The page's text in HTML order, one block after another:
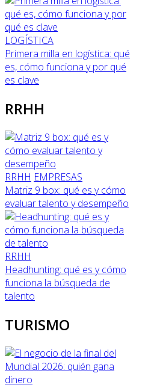
LOGÍSTICA
Primera milla en logística: qué
es, cómo funciona y por qué
es clave
RRHH
RRHH EMPRESAS
Matriz 9 box: qué es y cómo
evaluar talento y desempeño
RRHH
Headhunting: qué es y cómo
funciona la búsqueda de
talento
TURISMO